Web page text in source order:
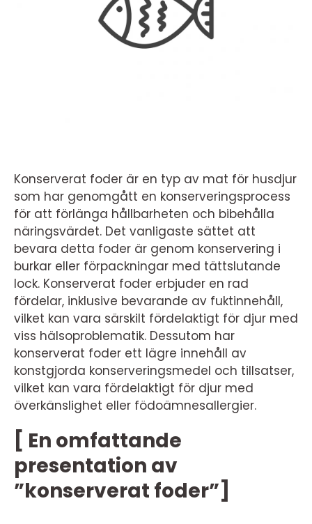
Konserverat foder är en typ av mat för husdjur
som har genomgått en konserveringsprocess
för att förlänga hållbarheten och bibehålla
näringsvärdet. Det vanligaste sättet att
bevara detta foder är genom konservering i
burkar eller förpackningar med tättslutande
lock. Konserverat foder erbjuder en rad
fördelar, inklusive bevarande av fuktinnehåll,
vilket kan vara särskilt fördelaktigt för djur med
viss hälsoproblematik. Dessutom har
konserverat foder ett lägre innehåll av
konstgjorda konserveringsmedel och tillsatser,
vilket kan vara fördelaktigt för djur med
överkänslighet eller födoämnesallergier.
[ En omfattande
presentation av
”konserverat foder”]